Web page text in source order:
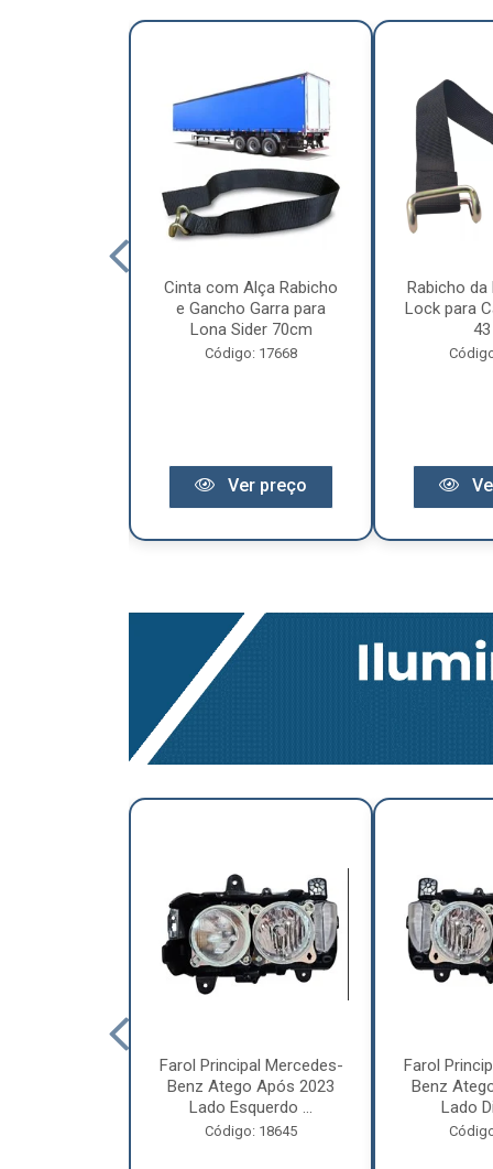
Cinta com Alça Rabicho
e Gancho Garra para
Lona Sider 70cm
Código: 17668
Ver preço
Rabicho da
Lock para
Farol Principal Mercedes-
Benz Atego Após 2023
Lado Esquerdo ...
Código: 18645
Farol
Benz
Lado